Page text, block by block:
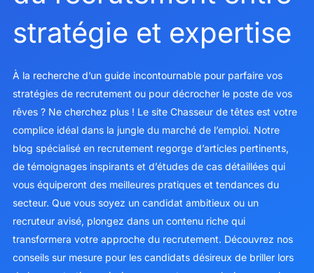
stratégie et expertise
À la recherche d’un guide incontournable pour parfaire vos
stratégies de recrutement ou pour décrocher le poste de vos
rêves ? Ne cherchez plus ! Le site Chasseur de têtes est votre
complice idéal dans la jungle du marché de l’emploi. Notre
blog spécialisé en recrutement regorge d’articles pertinents,
de témoignages inspirants et d’études de cas détaillées qui
vous équiperont des meilleures pratiques et tendances du
secteur. Que vous soyez un candidat ambitieux ou un
recruteur avisé, plongez dans un contenu riche qui
transformera votre approche du recrutement. Découvrez nos
conseils sur mesure pour les candidats désireux de briller lors